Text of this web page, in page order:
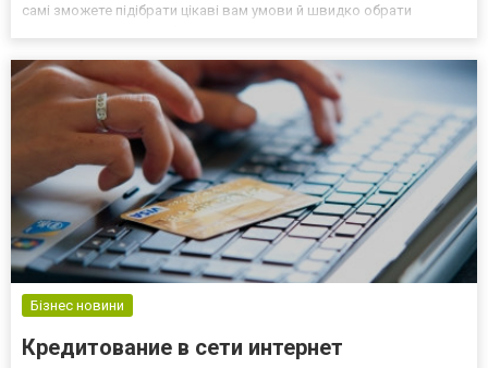
самі зможете підібрати цікаві вам умови й швидко обрати
Бізнес новини
Кредитование в сети интернет